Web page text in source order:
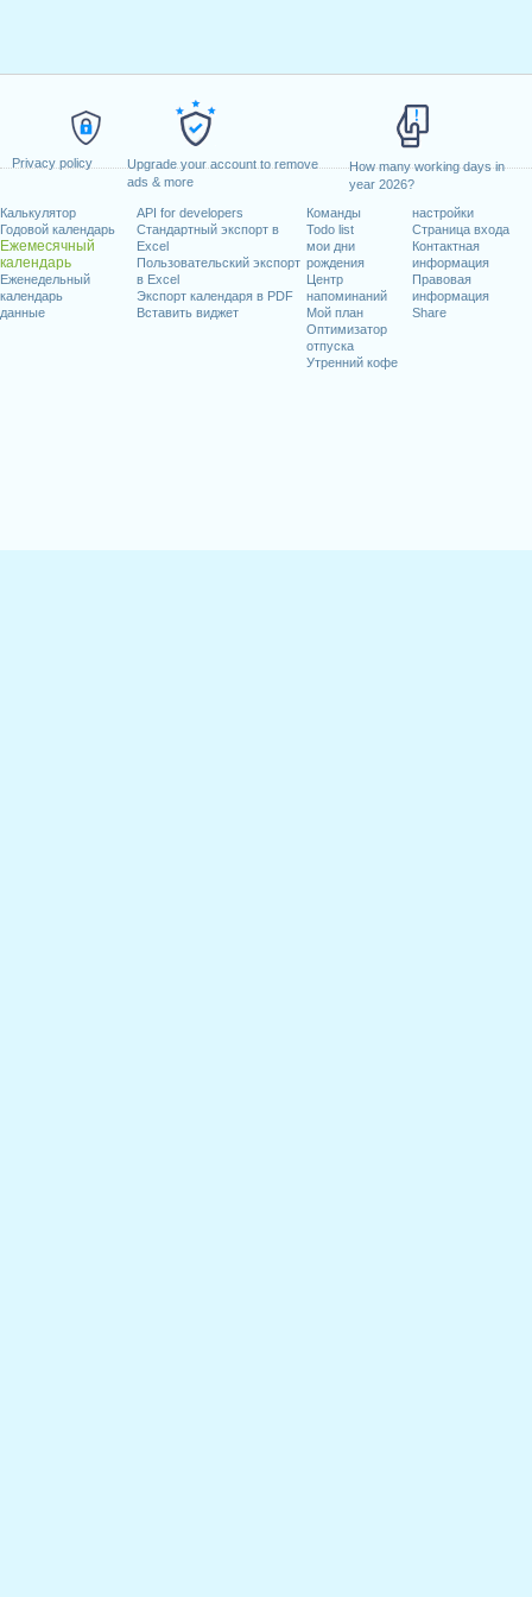
Privacy policy
Upgrade your account to remove
ads & more
How many working days in
year 2026?
Калькулятор
Годовой календарь
Ежемесячный
календарь
Еженедельный
календарь
данные
API for developers
Стандартный экспорт в
Excel
Пользовательский экспорт
в Excel
Экспорт календаря в PDF
Вставить виджет
Команды
Todo list
мои дни
рождения
Центр
напоминаний
Мой план
Оптимизатор
отпуска
Утренний кофе
настройки
Страница входа
Контактная
информация
Правовая
информация
Share